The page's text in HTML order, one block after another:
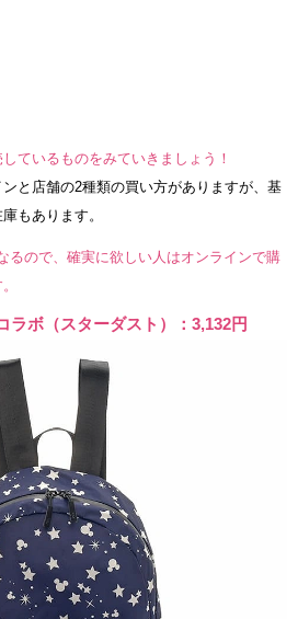
ているものをみていきましょう！
と店舗の2種類の買い方がありますが、基
もあります。
るので、確実に欲しい人はオンラインで購
ボ（スターダスト）：3,132円